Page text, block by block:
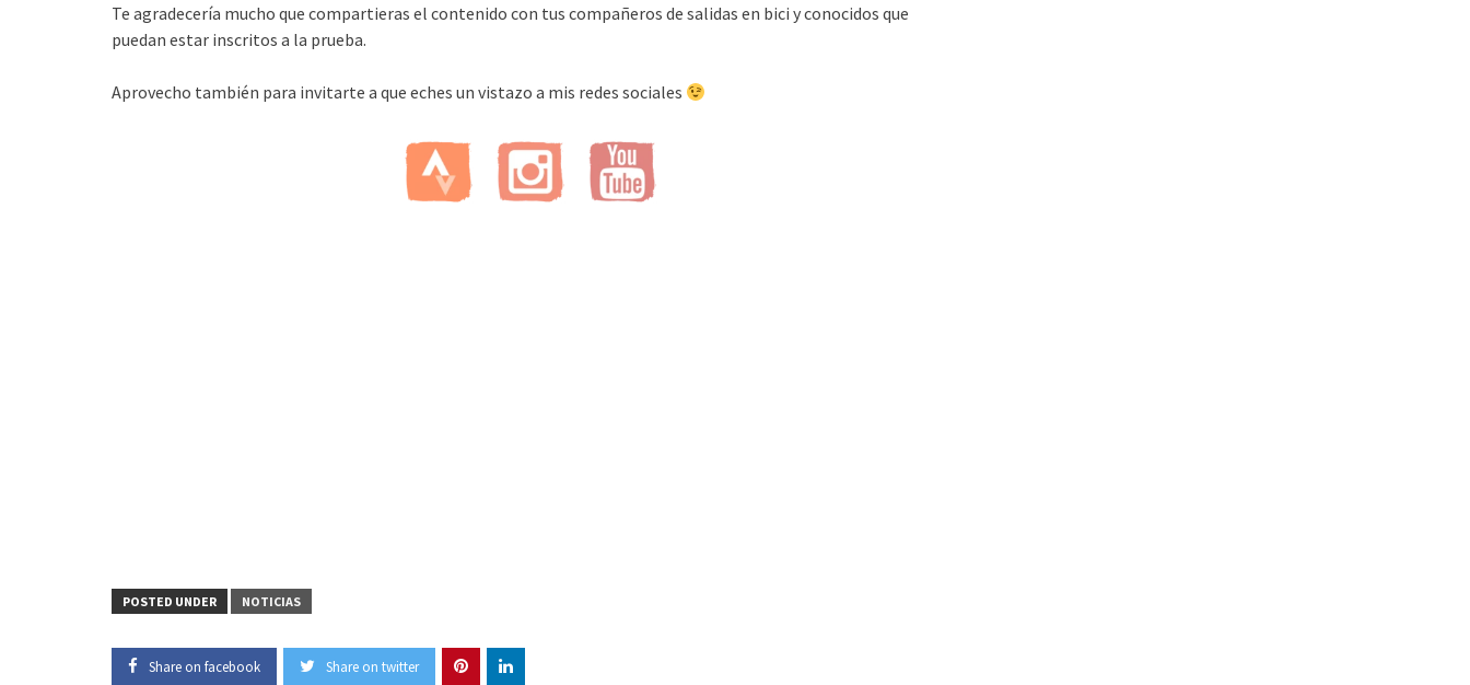
Te agradecería mucho que compartieras el contenido con tus compañeros de salidas en bici y conocidos que
puedan estar inscritos a la prueba.
Aprovecho también para invitarte a que eches un vistazo a mis redes sociales
POSTED UNDER NOTICIAS
Share on facebook Share on twitter